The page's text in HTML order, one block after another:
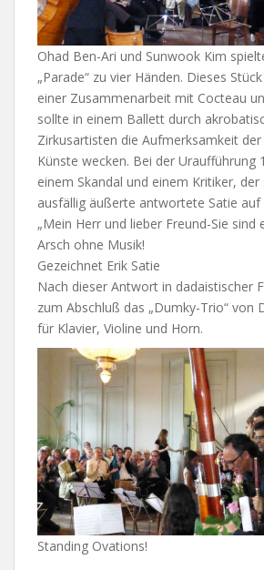
Ohad Ben-Ari und Sunwook Kim
„Parade“ zu vier Händen. Dieses
einer Zusammenarbeit mit Cocteau
sollte in einem Ballett durch
Zirkusartisten die Aufmerksamkeit
Künste wecken. Bei der Uraufführung
einem Skandal und einem Kritiker,
ausfällig äußerte antwortete Satie auf
„Mein Herr und lieber Freund-Sie sind
Arsch ohne Musik!
Gezeichnet Erik Satie
Nach dieser Antwort in dadaistischer
zum Abschluß das „Dumky-Trio“ von
für Klavier, Violine und Horn.
Standing Ovations!